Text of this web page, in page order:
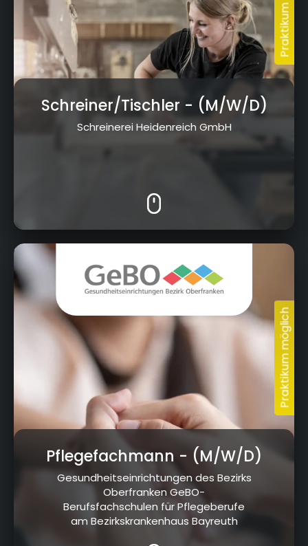
Schreiner/Tischler - (M/W/D)
Schreinerei Heidenreich GmbH
Nordring 2, 95445 Bayreuth
Pflegefachmann - (M/W/D)
Gesundheitseinrichtungen des Bezirks
Oberfranken GeBO-
Berufsfachschulen für Pflegeberufe
am Bezirkskrankenhaus Bayreuth